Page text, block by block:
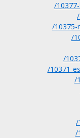
/
/
/
/
/10371-
/
/
/